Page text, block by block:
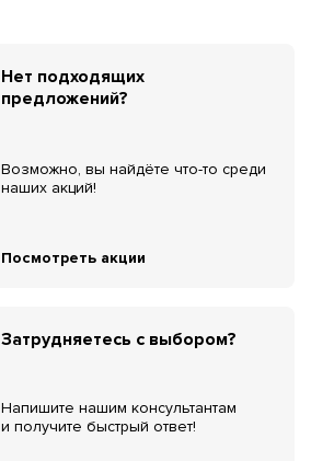
Нет подходящих
предложений?
Возможно, вы найдёте что-то среди
наших акций!
Посмотреть акции
Затрудняетесь с выбором?
Напишите нашим консультантам
и получите быстрый ответ!